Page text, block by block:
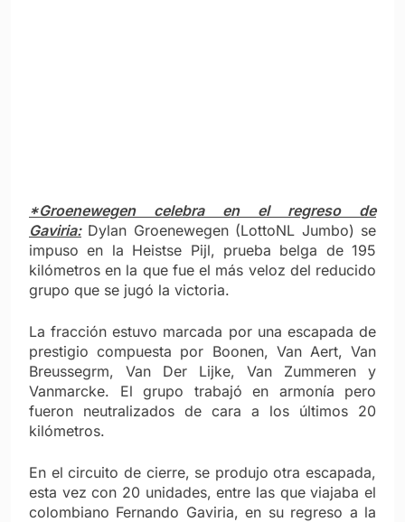
*Groenewegen celebra en el regreso de
Gaviria:Dylan Groenewegen (LottoNL Jumbo) se
impuso en la Heistse Pijl, prueba belga de 195
kilómetros en la que fue el más veloz del reducido
grupo que se jugó la victoria.
La fracción estuvo marcada por una escapada de
prestigio compuesta por Boonen, Van Aert, Van
Breussegrm, Van Der Lijke, Van Zummeren y
Vanmarcke. El grupo trabajó en armonía pero
fueron neutralizados de cara a los últimos 20
kilómetros.
En el circuito de cierre, se produjo otra escapada,
esta vez con 20 unidades, entre las que viajaba el
colombiano Fernando Gaviria, en su regreso a la